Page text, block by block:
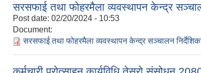
सरसफाई तथा फोहरमैला व्यवस्थापन केन्द्र
Post date: 02/20/2024 - 10:53
Document:
सरसफाई तथा फोहरमैला व्यवस्थापन केन्द्र सञ्चालन